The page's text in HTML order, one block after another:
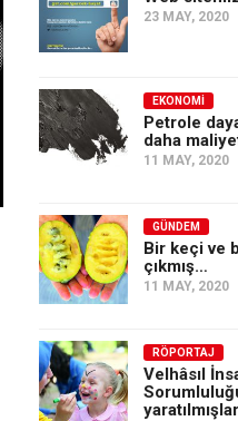
23 MAY, 2020
EKONOMI
Petrole
daha
11 MAY, 2020
GÜNDEM
Bir keçi ve
çıkmış…
11 MAY, 2020
RÖPORTAJ
Velhâsıl